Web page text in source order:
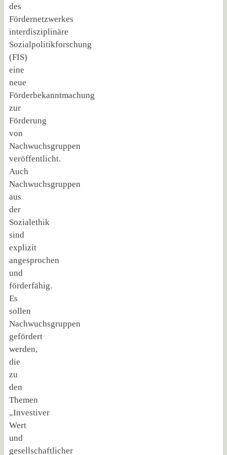
des
Fördernetzwerkes
interdisziplinäre
Sozialpolitikforschung
(FIS)
eine
neue
Förderbekanntmachung
zur
Förderung
von
Nachwuchsgruppen
veröffentlicht.
Auch
Nachwuchsgruppen
aus
der
Sozialethik
sind
explizit
angesprochen
und
förderfähig.
Es
sollen
Nachwuchsgruppen
gefördert
werden,
die
zu
den
Themen
„Investiver
Wert
und
gesellschaftlicher